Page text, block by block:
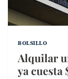
BOLSILLO
Alquilar
ya cuesta